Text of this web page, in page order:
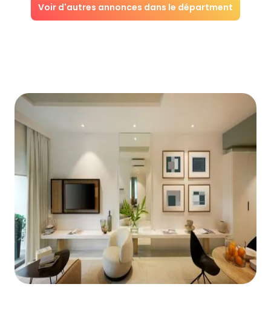
Voir d'autres annonces dans le départment